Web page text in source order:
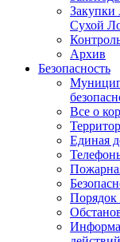
Закупки
Сухой
Архив
Безопасность
Все о
Единая
Порядок